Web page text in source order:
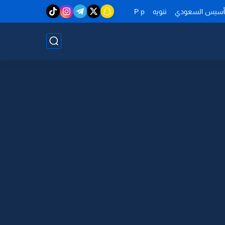
السعودي تنويه P p